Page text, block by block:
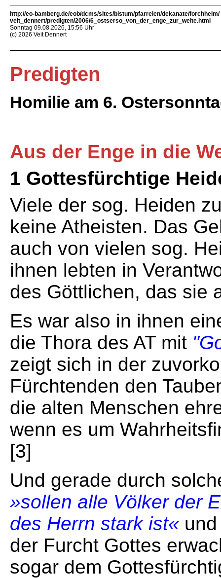
http://eo-bamberg.de/eob/dcms/sites/bistum/pfarreien/dekanate/forchheim/
veit_dennert/predigten/2006/6_ostserso_von_der_enge_zur_weite.html
Sonntag 09.08.2026, 15:56 Uhr
(c) 2026 Veit Dennert
Predigten
Homilie am 6.
Aus der Enge in die
1 Gottesfürchtige
Viele der sog. Heiden
keine Atheisten. Das
auch von vielen sog.
ihnen lebten in
des Göttlichen, das sie
Es war also in ihnen
die Thora des AT mit
zeigt sich in der
Fürchtenden den
die alten Menschen
wenn es um
[3]
Und gerade durch
»sollen alle Völker der
des Herrn stark ist«
der Furcht Gottes
sogar dem